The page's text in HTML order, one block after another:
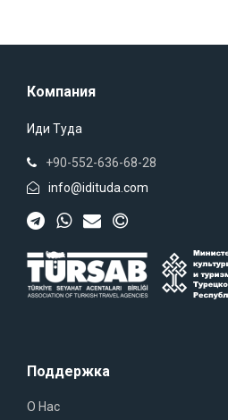
Компания
Иди Туда
+90-552-636-68-28
info@idituda.com
Поддержка
О Нас